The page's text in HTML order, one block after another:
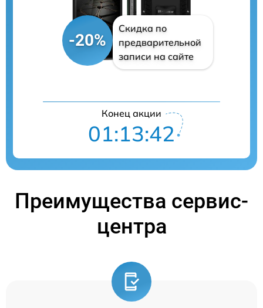
-20%
Скидка по
предварительной
записи на сайте
Конец акции
01:13:41
Преимущества сервис-
центра